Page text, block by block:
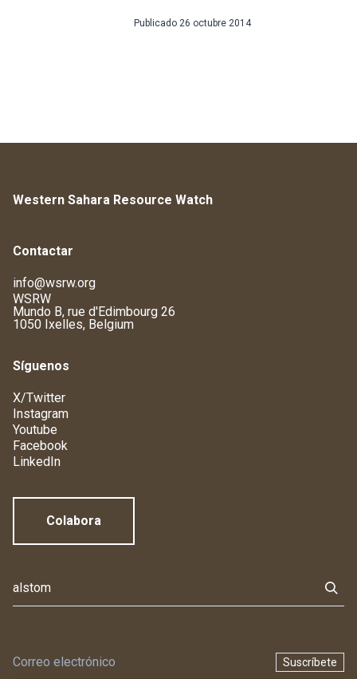
Publicado 26 octubre 2014
Western Sahara Resource Watch
Contactar
info@wsrw.org
WSRW
Mundo B, rue d'Edimbourg 26
1050 Ixelles, Belgium
Síguenos
X/Twitter
Instagram
Youtube
Facebook
LinkedIn
Colabora
Suscríbete